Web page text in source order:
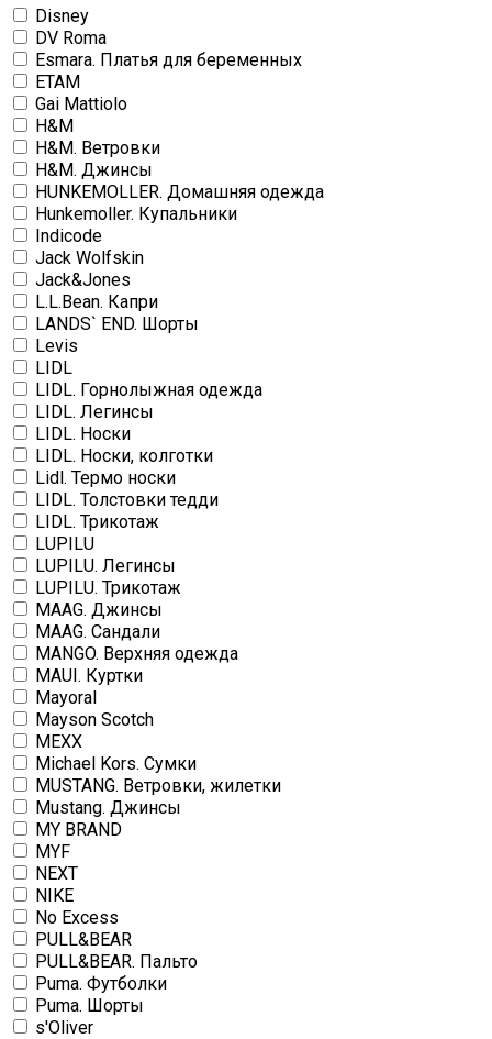
Disney
DV Roma
Esmara. Платья для беременных
ETAM
Gai Mattiolo
H&M
H&M. Ветровки
H&M. Джинсы
HUNKEMOLLER. Домашняя одежда
Hunkemoller. Купальники
Indicode
Jack Wolfskin
Jack&Jones
L.L.Bean. Капри
LANDS` END. Шорты
Levis
LIDL
LIDL. Горнолыжная одежда
LIDL. Легинсы
LIDL. Носки
LIDL. Носки, колготки
Lidl. Термо носки
LIDL. Толстовки тедди
LIDL. Трикотаж
LUPILU
LUPILU. Легинсы
LUPILU. Трикотаж
MAAG. Джинсы
MAAG. Сандали
MANGO. Верхняя одежда
MAUI. Куртки
Mayoral
Mayson Scotch
MEXX
Michael Kors. Сумки
MUSTANG. Ветровки, жилетки
Mustang. Джинсы
MY BRAND
MYF
NEXT
NIKE
No Excess
PULL&BEAR
PULL&BEAR. Пальто
Puma. Футболки
Puma. Шорты
s'Oliver